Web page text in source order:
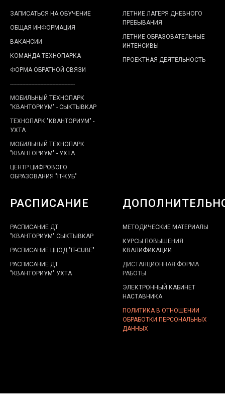
ЗАПИСАТЬСЯ НА ОБУЧЕНИЕ
ОБЩАЯ ИНФОРМАЦИЯ
ВАКАНСИИ
КОМАНДА ТЕХНОПАРКА
ФОРМА ОБРАТНОЙ СВЯЗИ
-------------------------------------------
МОБИЛЬНЫЙ ТЕХНОПАРК
"КВАНТОРИУМ" - СЫКТЫВКАР
ТЕХНОПАРК "КВАНТОРИУМ" -
УХТА
МОБИЛЬНЫЙ ТЕХНОПАРК
"КВАНТОРИУМ" - УХТА
ЦЕНТР ЦИФРОВОГО
ОБРАЗОВАНИЯ "IT-КУБ"
ЛЕТНИЕ ЛАГЕРЯ ДНЕВНОГО
ПРЕБЫВАНИЯ
ЛЕТНИЕ ОБРАЗОВАТЕЛЬНЫЕ
ИНТЕНСИВЫ
ПРОЕКТНАЯ ДЕЯТЕЛЬНОСТЬ
РАСПИСАНИЕ
РАСПИСАНИЕ ДТ
"КВАНТОРИУМ" СЫКТЫВКАР
РАСПИСАНИЕ ЦЦОД "IT-CUBE"
РАСПИСАНИЕ ДТ
"КВАНТОРИУМ" УХТА
МЕТОДИЧЕСКИЕ МАТЕРИАЛЫ
КУРСЫ ПОВЫШЕНИЯ
КВАЛИФИКАЦИИ
ДИСТАНЦИОННАЯ ФОРМА
РАБОТЫ
ЭЛЕКТРОННЫЙ КАБИНЕТ
НАСТАВНИКА
ПОЛИТИКА В ОТНОШЕНИИ
ОБРАБОТКИ ПЕРСОНАЛЬНЫХ
ДАННЫХ